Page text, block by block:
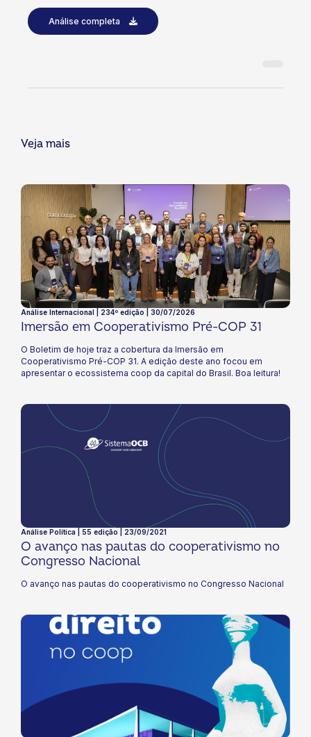
Análise completa
Veja mais
Análise Internacional | 234º edição | 30/07/2026
Imersão em Cooperativismo Pré-COP 31
O Boletim de hoje traz a cobertura da Imersão em
Cooperativismo Pré-COP 31. A edição deste ano focou em
apresentar o ecossistema coop da capital do Brasil. Boa leitura!
Análise Política | 55 edição | 23/09/2021
O avanço nas pautas do cooperativismo no
Congresso Nacional
O avanço nas pautas do cooperativismo no Congresso Nacional